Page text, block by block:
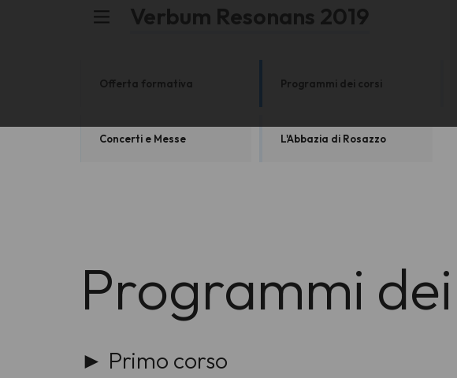
Verbum Resonans 2019
Offerta formativa Programmi dei corsi
Concerti e Messe L'Abbazia di Rosazzo
Programmi
► Primo corso